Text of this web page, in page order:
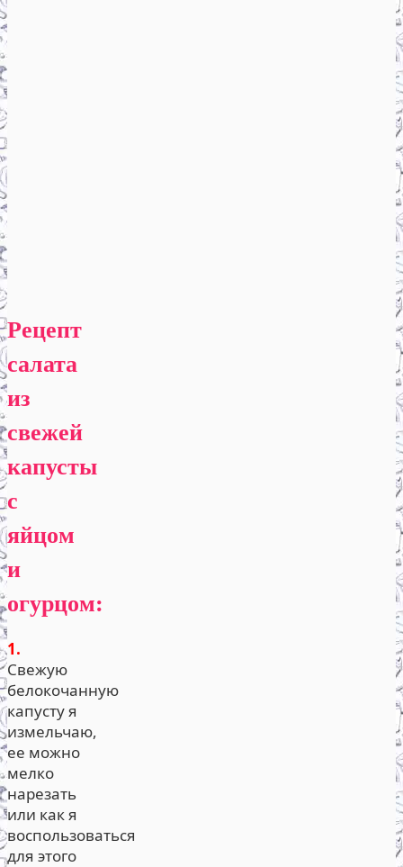
Рецепт
салата
из
свежей
капусты
с
яйцом
и
огурцом:
1.
Свежую
белокочанную
капусту я
измельчаю,
ее можно
мелко
нарезать
или как я
воспользоваться
для этого